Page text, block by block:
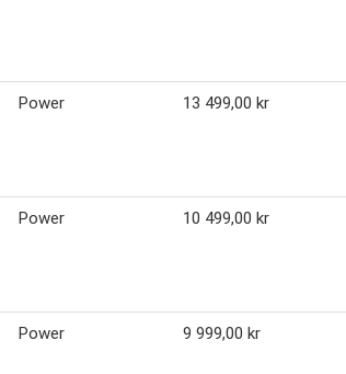
Power 13 499,00 kr
Power 10 499,00 kr
Power 9 999,00 kr